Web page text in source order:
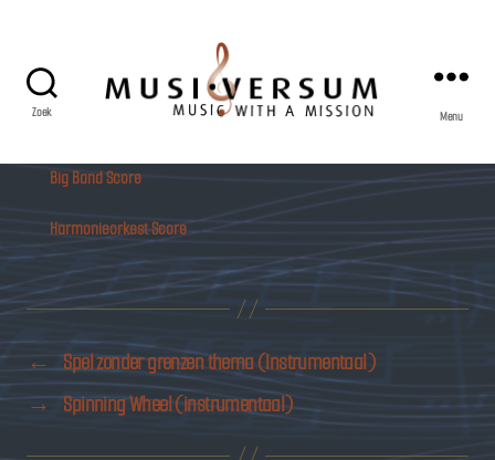
Zoek Menu
Big Band Score
Harmonieorkest Score
← Spel zonder grenzen thema (Instrumentaal)
→ Spinning Wheel (instrumentaal)